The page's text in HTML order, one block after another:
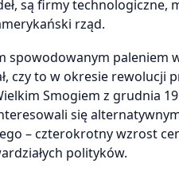
są firmy technologiczne,
rząd.
paleniem
czy to w okresie rewolucji
Smogiem z grudnia
się
– czterokrotny wzrost
polityków.